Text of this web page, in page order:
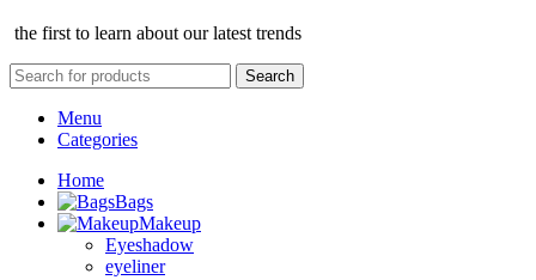
the first to learn about our latest trends
Search
Menu
Categories
Home
Bags
Makeup
Eyeshadow
eyeliner